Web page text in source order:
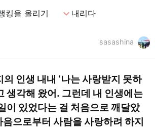
킹을 올리기 expand_more내리다
sasashina
의 인생 내내 ‘나는 사랑받지 못하
생각해 왔어. 그런데 내 인생에는
이 있었다는 걸 처음으로 깨달았
으로부터 사람을 사랑하려 하지